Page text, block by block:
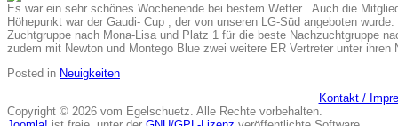
Es war ein sehr schönes Wochenende bei bestem Wetter. Auch die
Höhepunkt war der Gaudi- Cup , der von unseren LG-Süd angeboten
Zuchtgruppe nach Mona-Lisa und Platz 1 für die beste Nachzuchtgruppe
zudem mit Newton und Montego Blue zwei weitere ER Vertreter unter ihren
Posted in Neuigkeiten
Kontakt /
Copyright © 2026 vom Egelschuetz. Alle Rechte vorbehalten.